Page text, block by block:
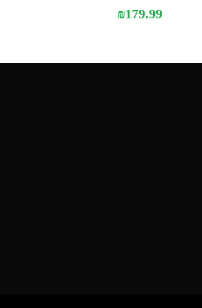
₪179.99